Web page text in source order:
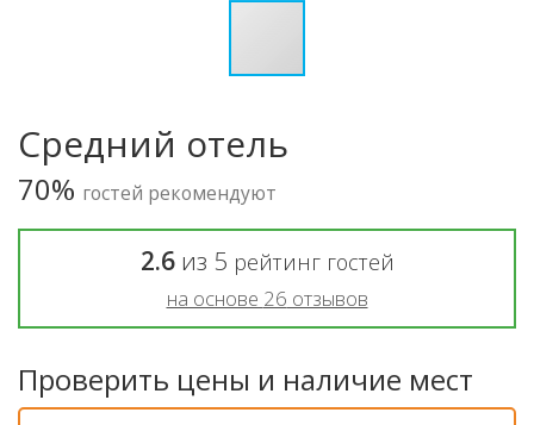
Средний отель
70% гостей рекомендуют
2.6из 5 рейтинг гостей
на основе 26 отзывов
Проверить цены и наличие мест